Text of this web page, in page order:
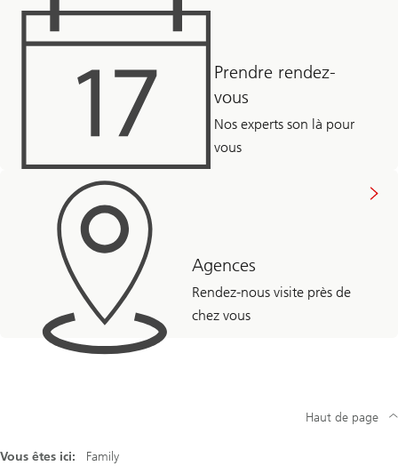
Prendre rendez-
vous
Nos experts son là pour
vous
Agences
Rendez-nous visite près de
chez vous
Vous êtes ici: Family
Haut de page